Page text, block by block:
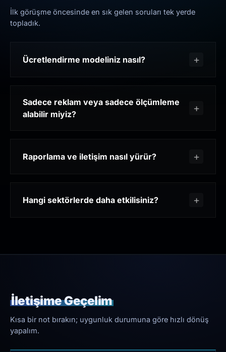
İlk görüşme öncesinde en sık gelen soruları tek yerde
topladık.
Ücretlendirme modeliniz nasıl?
Sadece reklam veya sadece ölçümleme
alabilir miyiz?
Raporlama ve iletişim nasıl yürür?
Hangi sektörlerde daha etkilisiniz?
İletişime Geçelim
Kısa bir not bırakın; uygunluk durumuna göre hızlı dönüş
yapalım.